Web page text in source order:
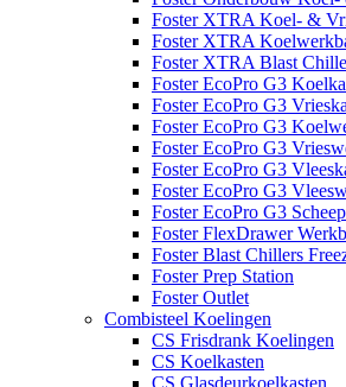
Foster XTRA Koel- &
Foster XTRA
Foster XTRA Blast
Foster EcoPro G3
Foster EcoPro G3
Foster EcoPro G3
Foster EcoPro G3
Foster EcoPro G3
Foster EcoPro G3
Foster EcoPro G3
Foster FlexDrawer
Foster Blast Chillers
Foster Prep Station
Foster Outlet
Combisteel Koelingen
CS Frisdrank Koelingen
CS Koelkasten
CS Glasdeurkoelkasten